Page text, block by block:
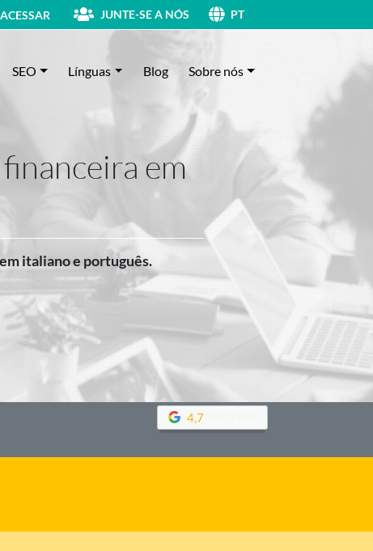
ACESSAR JUNTE-SE A NÓS PT
SEO Línguas Blog Sobre nós
em
italiano e português.
4,7